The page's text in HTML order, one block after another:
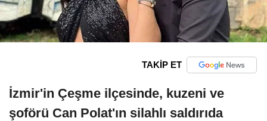
TAKİP ET
İzmir'in Çeşme ilçesinde, kuzeni ve
şoförü Can Polat'ın silahlı saldırıda